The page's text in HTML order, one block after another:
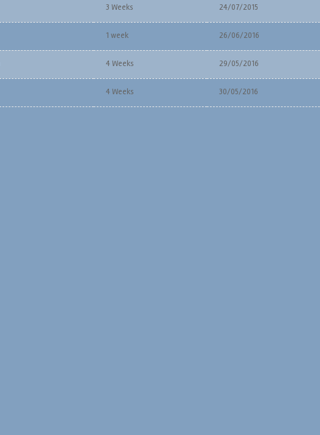
3 Weeks 24/07/2015
1 week 26/06/2016
4 Weeks 29/05/2016
4 Weeks 30/05/2016